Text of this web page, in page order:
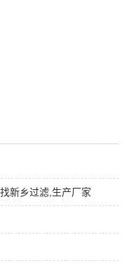
新乡过滤,生产厂家